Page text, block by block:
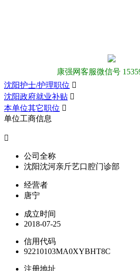
康强网客服微信号
沈阳护士/护理职位 
沈阳政府就业补贴 
本单位其它职位 
单位工商信息

公司全称
沈阳沈河亲斤艺口腔门诊部
经营者
唐宁
成立时间
2018-07-25
信用代码
92210103MA0XYBHT8C
注册地址